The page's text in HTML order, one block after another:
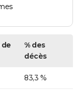
de
% des
décès
83,3 %